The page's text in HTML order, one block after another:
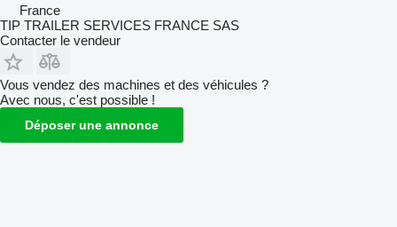
France
TIP TRAILER SERVICES FRANCE SAS
Contacter le vendeur
Vous vendez des machines et des véhicules ?
Avec nous, c'est possible !
Déposer une annonce